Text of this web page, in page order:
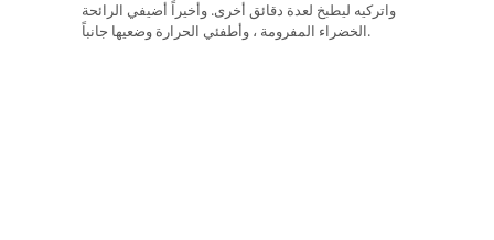
واتركيه ليطبخ لعدة دقائق أخرى. وأخيراً أضيفي الرائحة
الخضراء المفرومة ، وأطفئي الحرارة وضعيها جانباً.